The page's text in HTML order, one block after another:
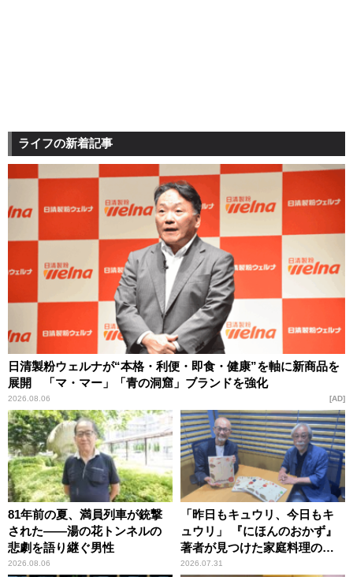
ライフの新着記事
日清製粉ウェルナが“本格・利便・即食・健康”を軸に新商品を
展開 「マ・マー」「青の洞窟」ブランドを強化
2026.08.06 AD
81年前の夏、満員列車が銃撃
された――湯の花トンネルの
悲劇を語り継ぐ男性
2026.08.06
「昨日もキュウリ、今日もキ
ュウリ」 『にほんのおかず』
著者が見つけた家庭料理の知
恵
2026.07.31